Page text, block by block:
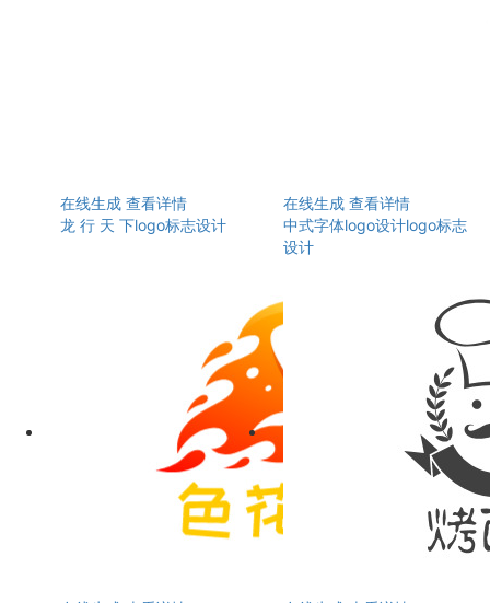
在线生成 查看详情
龙 行 天 下logo标志设计
在线生成 查看详情
中式字体logo设计logo标志
设计